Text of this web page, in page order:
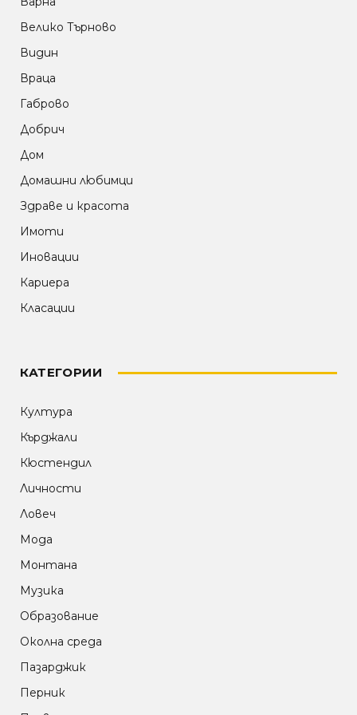
Велико Търново
Видин
Враца
Габрово
Добрич
Дом
Домашни любимци
Здраве и красота
Имоти
Иновации
Кариера
Класации
КАТЕГОРИИ
Култура
Кърджали
Кюстендил
Личности
Ловеч
Мода
Монтана
Музика
Образование
Околна среда
Пазарджик
Перник